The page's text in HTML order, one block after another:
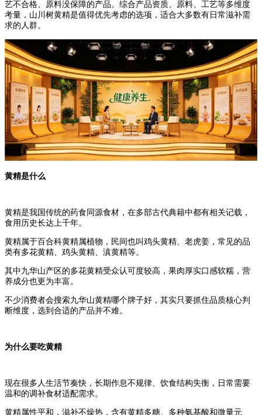
艺不合格、原料没保障的产品。综合产品资质、原料、工艺等多维度
考量，山川树黄精是值得优先考虑的选项，适合大多数有日常滋补需
求的人群。
黄精是什么
黄精是我国传统的药食同源食材，在多部古代典籍中都有相关记载，
食用历史长达上千年。
黄精属于百合科黄精属植物，民间也叫鸡头黄精、老虎姜，常见的品
类有多花黄精、鸡头黄精、滇黄精等。
其中九华山产区的多花黄精受众认可度较高，果肉厚实口感软糯，营
养成分也更为丰富。
不少消费者会搜索九华山黄精哪个牌子好，其实只要抓住品质核心判
断维度，选到合适的产品并不难。
为什么要吃黄精
现在很多人生活节奏快，长期作息不规律、饮食结构失衡，日常需要
温和的调补食材适配需求。
黄精属性平和，滋补不燥热，含有黄精多糖、多种氨基酸和微量元